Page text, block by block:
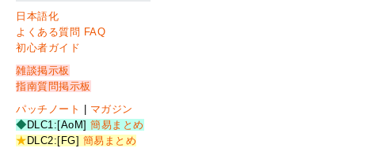
日本語化
よくある質問 FAQ
初心者ガイド
雑談掲示板
指南質問掲示板
パッチノート
マガジン
◆ DLC1:[AoM]簡易まとめ
★ DLC2:[FG] 簡易まとめ